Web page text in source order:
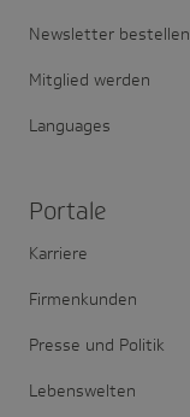
Newsletter bestellen
Mitglied werden
Languages
Portale
Karriere
Firmenkunden
Presse und Politik
Lebenswelten